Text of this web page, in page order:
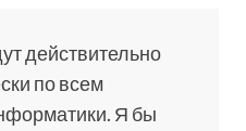
действительно
по всем
Я бы